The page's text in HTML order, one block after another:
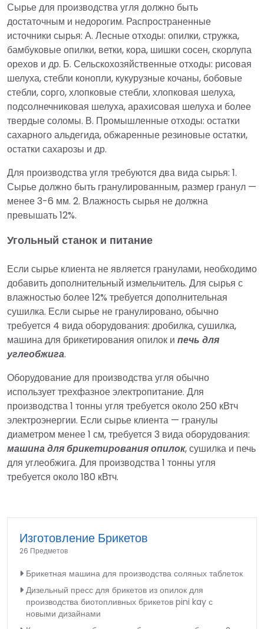
Сырье для производства угля должно быть
достаточным и недорогим. Распространенные
источники сырья: А. Лесные отходы: опилки, стружка,
бамбуковые опилки, ветки, кора, шишки сосен, скорлупа
орехов и др. Б. Сельскохозяйственные отходы: рисовая
шелуха, стебли конопли, кукурузные кочаны, бобовые
стебли, сорго, хлопковые стебли, хлопковая шелуха,
подсолнечниковая шелуха, арахисовая шелуха и более
твердые соломы. В. Промышленные отходы: остатки
сахарного альдегида, обжаренные резиновые остатки,
остатки сахарозы и др.
Для производства угля требуются два вида сырья: 1.
Сырье должно быть гранулированным, размер гранул —
менее 3-6 мм. 2. Влажность сырья не должна
превышать 12%.
Угольный станок и питание
Если сырье клиента не является гранулами, необходимо
добавить дополнительный измельчитель. Для сырья с
влажностью более 12% требуется дополнительная
сушилка. Если сырье не гранулировано, обычно
требуется 4 вида оборудования: дробилка, сушилка,
машина для брикетирования опилок и печь для
углеобжига.
Оборудование для производства угля обычно
использует трехфазное электропитание. Для
производства 1 тонны угля требуется около 250 кВтч
электроэнергии. Если сырье клиента — гранулы
диаметром менее 1 см, требуется 3 вида оборудования:
машина для брикетирования опилок, сушилка и печь
для углеобжига. Для производства 1 тонны угля
требуется около 180 кВтч.
Изготовление Брикетов
26 Предметов
Брикетная машина для производства соляных таблеток
Дизельный пресс для брикетов из опилок для
производства биотопливных брикетов pini kay с
новыми дизайнами